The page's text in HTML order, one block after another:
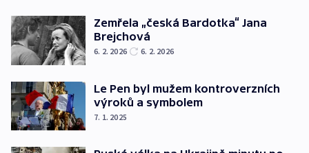
Zemřela „česká Bardotka“ Jana
Brejchová
6. 2. 2026 6. 2. 2026
Le Pen byl mužem kontroverzních
výroků a symbolem
7. 1. 2025